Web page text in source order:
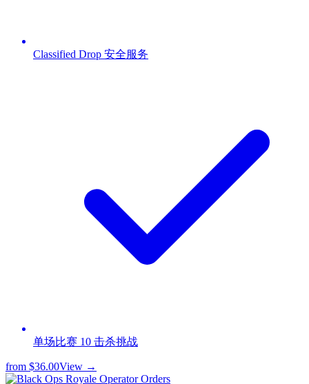
Classified Drop 安全服务
单场比赛 10 击杀挑战
from $36.00View →